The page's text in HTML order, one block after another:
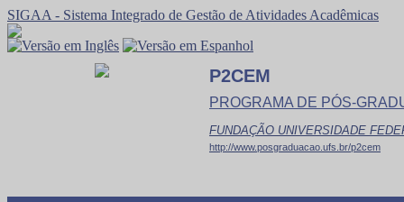
SIGAA - Sistema Integrado de Gestão de Atividades Acadêmicas
P2CEM
PROGRAMA DE PÓS-
FUNDAÇÃO UNIVERSIDADE
http://www.posgraduacao.ufs.br/p2cem